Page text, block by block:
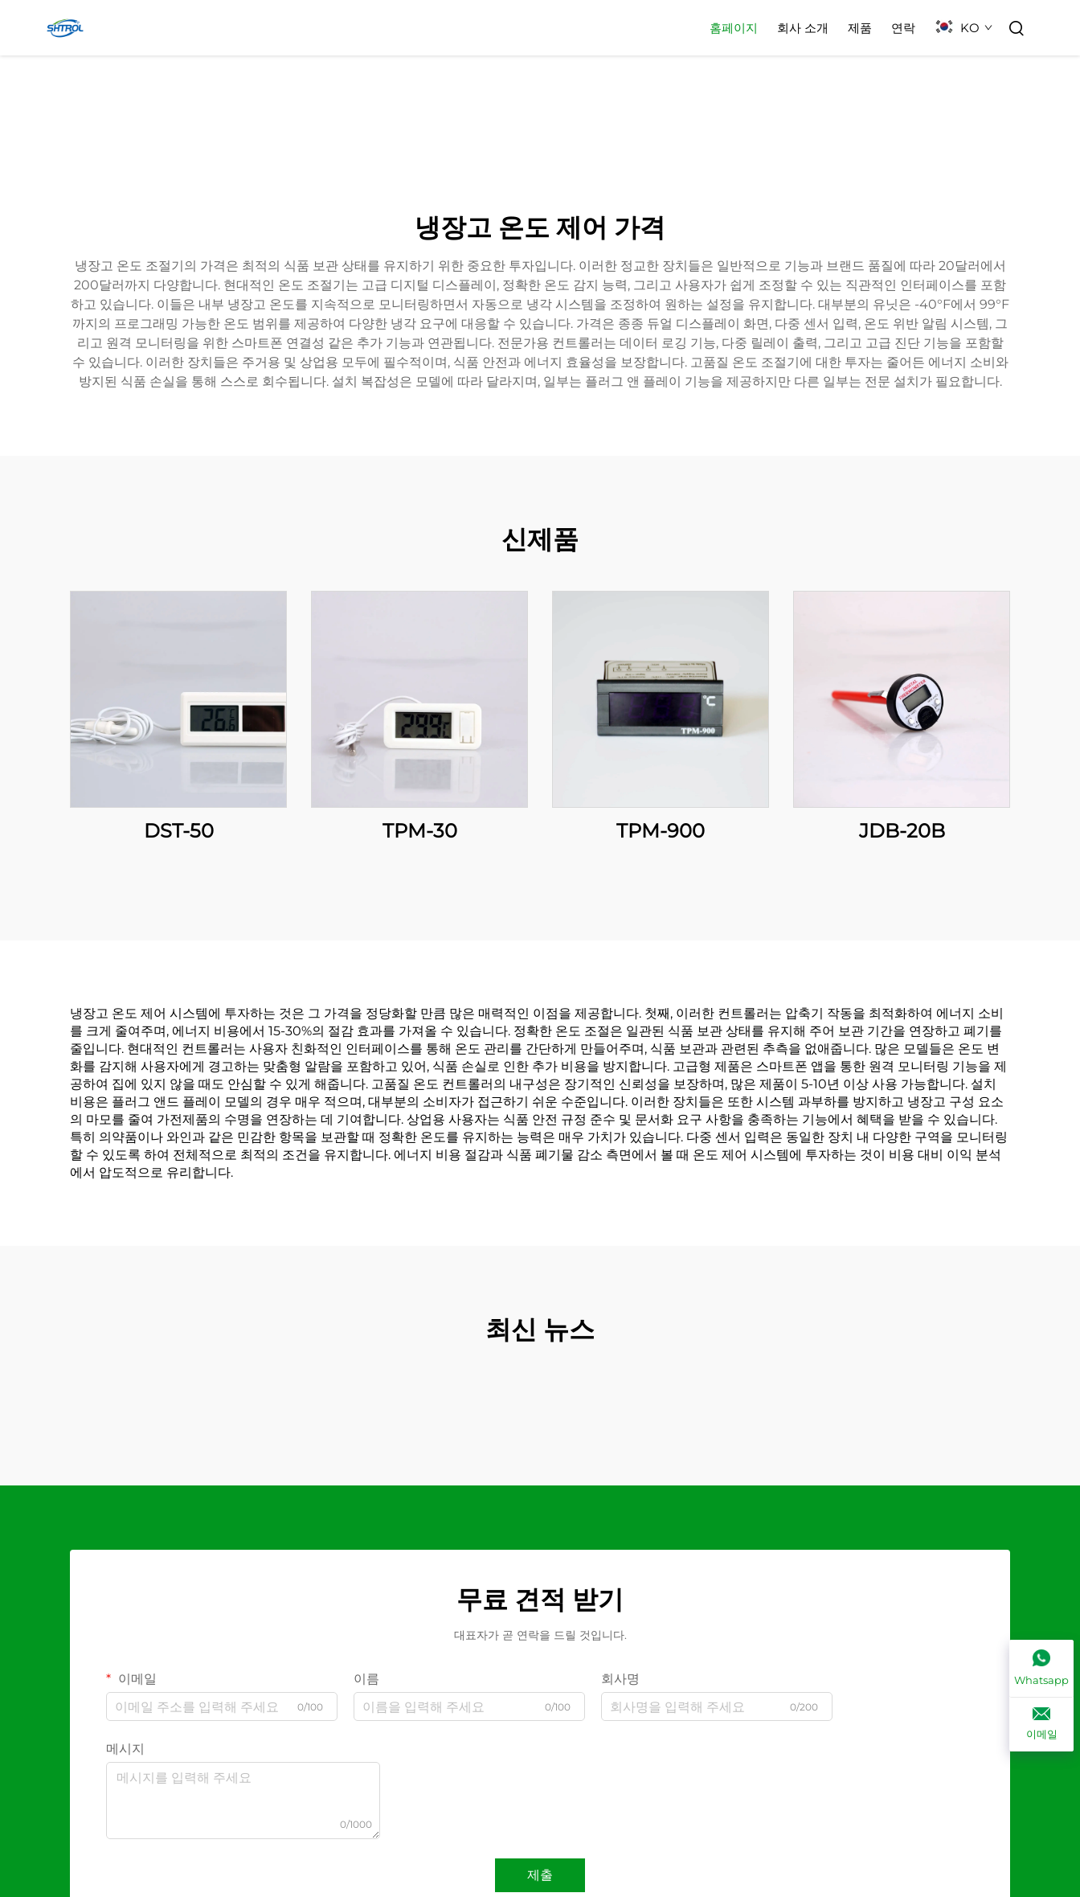
홈페이지 회사 소개 제품 연락 KO
냉장고 온도 제어 가격
냉장고 온도 조절기의 가격은 최적의 식품 보관 상태를 유지하기 위한 중요한 투자입니다. 이러한 정교한 장치들은 일반적으로 기능과 브랜드 품질에 따라 20달러에서
200달러까지 다양합니다. 현대적인 온도 조절기는 고급 디지털 디스플레이, 정확한 온도 감지 능력, 그리고 사용자가 쉽게 조정할 수 있는 직관적인 인터페이스를 포함
하고 있습니다. 이들은 내부 냉장고 온도를 지속적으로 모니터링하면서 자동으로 냉각 시스템을 조정하여 원하는 설정을 유지합니다. 대부분의 유닛은 -40°F에서 99°F
까지의 프로그래밍 가능한 온도 범위를 제공하여 다양한 냉각 요구에 대응할 수 있습니다. 가격은 종종 듀얼 디스플레이 화면, 다중 센서 입력, 온도 위반 알림 시스템, 그
리고 원격 모니터링을 위한 스마트폰 연결성 같은 추가 기능과 연관됩니다. 전문가용 컨트롤러는 데이터 로깅 기능, 다중 릴레이 출력, 그리고 고급 진단 기능을 포함할
수 있습니다. 이러한 장치들은 주거용 및 상업용 모두에 필수적이며, 식품 안전과 에너지 효율성을 보장합니다. 고품질 온도 조절기에 대한 투자는 줄어든 에너지 소비와
방지된 식품 손실을 통해 스스로 회수됩니다. 설치 복잡성은 모델에 따라 달라지며, 일부는 플러그 앤 플레이 기능을 제공하지만 다른 일부는 전문 설치가 필요합니다.
신제품
DST-50 TPM-30 TPM-900 JDB-20B
냉장고 온도 제어 시스템에 투자하는 것은 그 가격을 정당화할 만큼 많은 매력적인 이점을 제공합니다. 첫째, 이러한 컨트롤러는 압축기 작동을 최적화하여 에너지 소비
를 크게 줄여주며, 에너지 비용에서 15-30%의 절감 효과를 가져올 수 있습니다. 정확한 온도 조절은 일관된 식품 보관 상태를 유지해 주어 보관 기간을 연장하고 폐기를
줄입니다. 현대적인 컨트롤러는 사용자 친화적인 인터페이스를 통해 온도 관리를 간단하게 만들어주며, 식품 보관과 관련된 추측을 없애줍니다. 많은 모델들은 온도 변
화를 감지해 사용자에게 경고하는 맞춤형 알람을 포함하고 있어, 식품 손실로 인한 추가 비용을 방지합니다. 고급형 제품은 스마트폰 앱을 통한 원격 모니터링 기능을 제
공하여 집에 있지 않을 때도 안심할 수 있게 해줍니다. 고품질 온도 컨트롤러의 내구성은 장기적인 신뢰성을 보장하며, 많은 제품이 5-10년 이상 사용 가능합니다. 설치
비용은 플러그 앤드 플레이 모델의 경우 매우 적으며, 대부분의 소비자가 접근하기 쉬운 수준입니다. 이러한 장치들은 또한 시스템 과부하를 방지하고 냉장고 구성 요소
의 마모를 줄여 가전제품의 수명을 연장하는 데 기여합니다. 상업용 사용자는 식품 안전 규정 준수 및 문서화 요구 사항을 충족하는 기능에서 혜택을 받을 수 있습니다.
특히 의약품이나 와인과 같은 민감한 항목을 보관할 때 정확한 온도를 유지하는 능력은 매우 가치가 있습니다. 다중 센서 입력은 동일한 장치 내 다양한 구역을 모니터링
할 수 있도록 하여 전체적으로 최적의 조건을 유지합니다. 에너지 비용 절감과 식품 폐기물 감소 측면에서 볼 때 온도 제어 시스템에 투자하는 것이 비용 대비 이익 분석
에서 압도적으로 유리합니다.
최신 뉴스
무료 견적 받기
대표자가 곧 연락을 드릴 것입니다.
이메일
0/100
이름
0/100
회사명
0/200
메시지
0/1000
제출
Whatsapp
이메일